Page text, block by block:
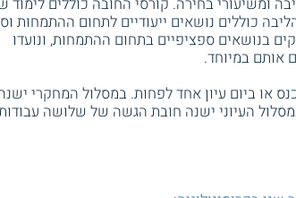
כוללים נושאים ייעודיים לתחום ההתמחות
בנושאים ספציפיים בתחום ההתמחות, ונועדו
אותם במיוחד.
או ביום עיון אחד לפחות. במסלול המחקרי
העיוני ישנה חובת הגשה של שלושה